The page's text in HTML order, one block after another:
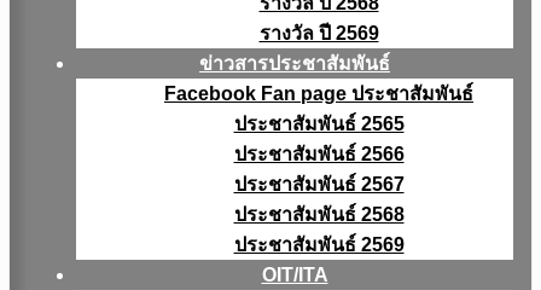
รางวัล ปี 2569
ข่าวสารประชาสัมพันธ์
Facebook Fan page ประชาสัมพันธ์
ประชาสัมพันธ์ 2565
ประชาสัมพันธ์ 2566
ประชาสัมพันธ์ 2567
ประชาสัมพันธ์ 2568
ประชาสัมพันธ์ 2569
OIT/ITA